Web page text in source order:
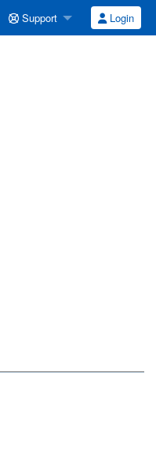
Support Login